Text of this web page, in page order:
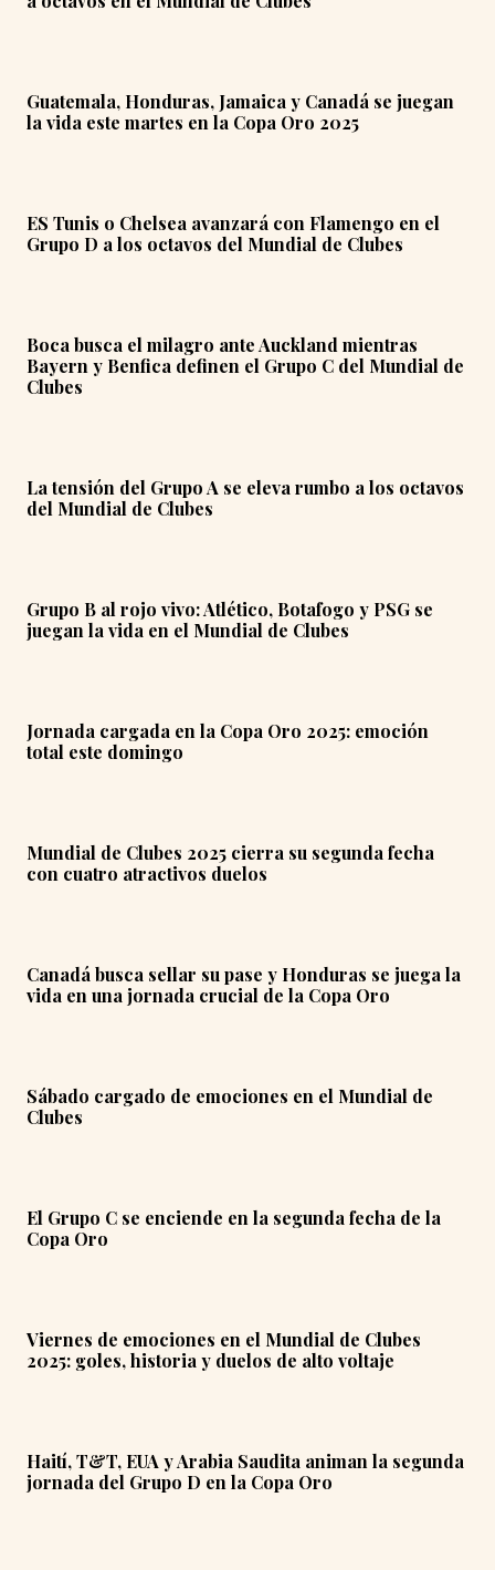
Guatemala, Honduras, Jamaica y Canadá se juegan
la vida este martes en la Copa Oro 2025
ES Tunis o Chelsea avanzará con Flamengo en el
Grupo D a los octavos del Mundial de Clubes
Boca busca el milagro ante Auckland mientras
Bayern y Benfica definen el Grupo C del Mundial de
Clubes
La tensión del Grupo A se eleva rumbo a los octavos
del Mundial de Clubes
Grupo B al rojo vivo: Atlético, Botafogo y PSG se
juegan la vida en el Mundial de Clubes
Jornada cargada en la Copa Oro 2025: emoción
total este domingo
Mundial de Clubes 2025 cierra su segunda fecha
con cuatro atractivos duelos
Canadá busca sellar su pase y Honduras se juega la
vida en una jornada crucial de la Copa Oro
Sábado cargado de emociones en el Mundial de
Clubes
El Grupo C se enciende en la segunda fecha de la
Copa Oro
Viernes de emociones en el Mundial de Clubes
2025: goles, historia y duelos de alto voltaje
Haití, T&T, EUA y Arabia Saudita animan la segunda
jornada del Grupo D en la Copa Oro